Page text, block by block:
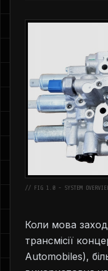
// FIG 1.0 - SYSTEM
Коли мова
трансмісії
Automobiles),